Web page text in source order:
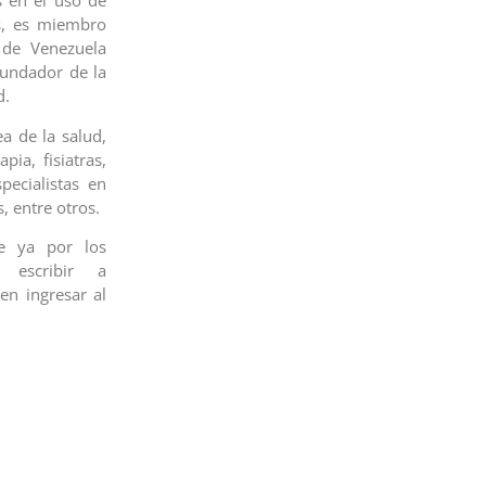
es miembro
Venezuela
de la
de la salud,
fisiatras,
en
entre otros.
ya por los
escribir a
ingresar al